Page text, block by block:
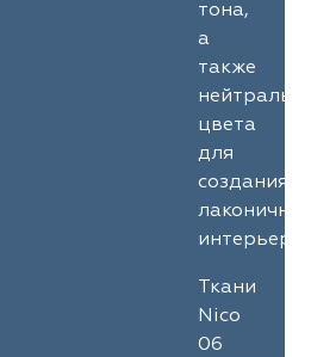
тона,
а
также
цвета
для
создания
Ткани
Nico
06